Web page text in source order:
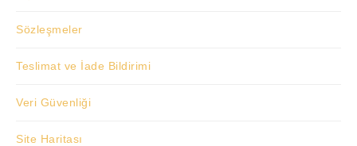
Sözleşmeler
Teslimat ve İade Bildirimi
Veri Güvenliği
Site Haritası